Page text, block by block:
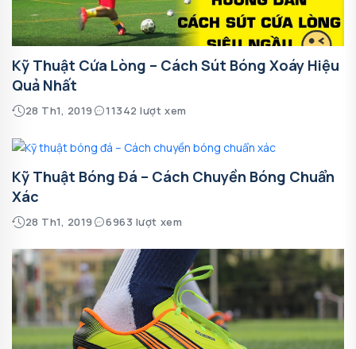
Kỹ Thuật Cứa Lòng – Cách Sút Bóng Xoáy Hiệu
Quả Nhất
28 Th1, 2019 11342 lượt xem
Kỹ Thuật Bóng Đá – Cách Chuyền Bóng Chuẩn
Xác
28 Th1, 2019 6963 lượt xem